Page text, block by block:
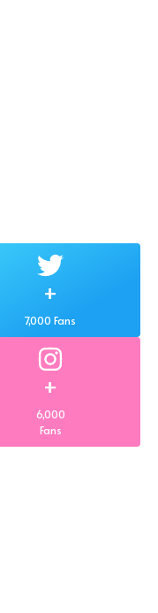
+
7,000 Fans
+
6,000
Fans